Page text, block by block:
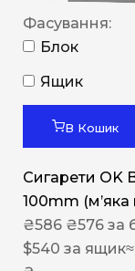
Фасування:
Блок
Ящик
В Кошик
Сигарети OK
100mm (м’яка
₴586 ₴576 за
$540 за ящик